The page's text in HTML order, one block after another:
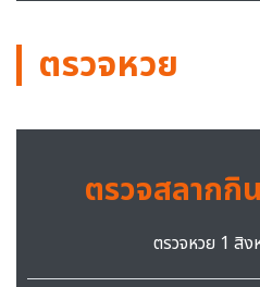
ตรวจหวย
ตรวจสลากกิ
ตรวจหวย 1 สิ